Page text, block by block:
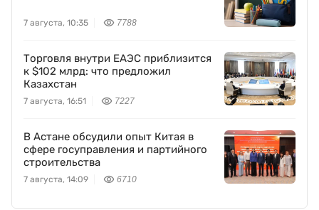
7 августа, 10:35 7788
Торговля внутри ЕАЭС приблизится
к $102 млрд: что предложил
Казахстан
7 августа, 16:51 7227
В Астане обсудили опыт Китая в
сфере госуправления и партийного
строительства
7 августа, 14:09 6710